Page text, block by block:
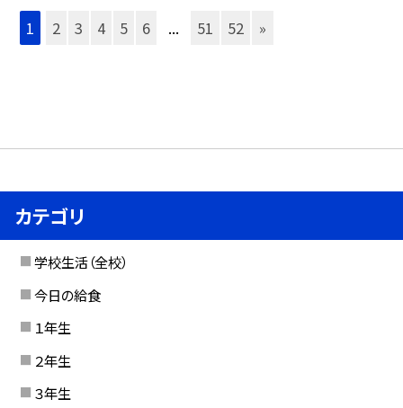
1 2 3 4 5 6 ... 51 52 »
カテゴリ
学校生活（全校）
今日の給食
１年生
２年生
３年生